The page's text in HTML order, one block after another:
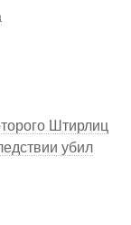
Штирлиц
убил